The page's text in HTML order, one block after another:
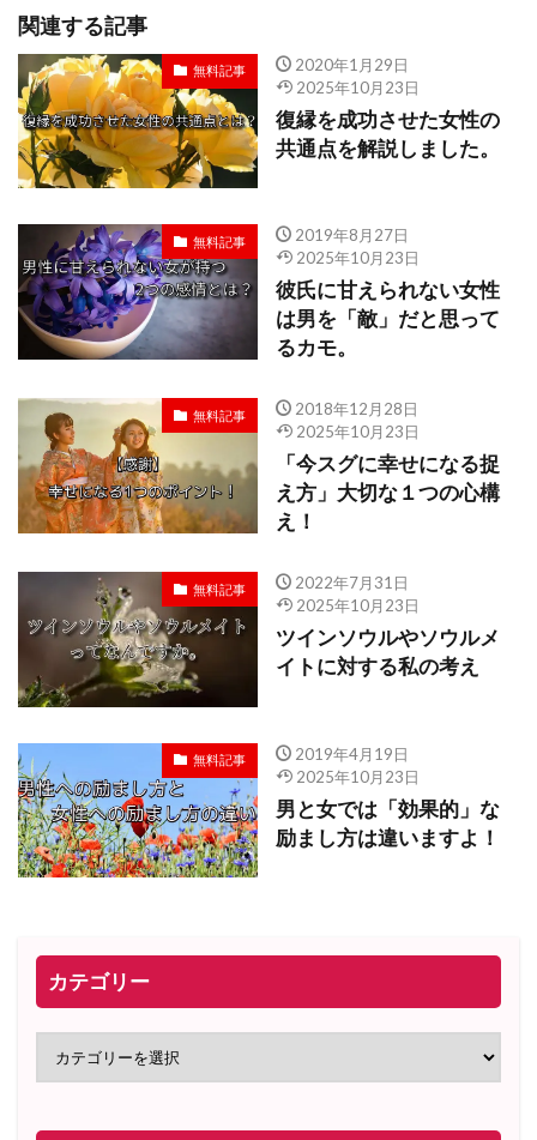
関連する記事
無料記事
2020年1月29日
2025年10月23日
復縁を成功させた女性の
共通点を解説しました。
無料記事
2019年8月27日
2025年10月23日
彼氏に甘えられない女性
は男を「敵」だと思って
るカモ。
無料記事
2018年12月28日
2025年10月23日
「今スグに幸せになる捉
え方」大切な１つの心構
え！
無料記事
2022年7月31日
2025年10月23日
ツインソウルやソウルメ
イトに対する私の考え
無料記事
2019年4月19日
2025年10月23日
男と女では「効果的」な
励まし方は違いますよ！
カテゴリー